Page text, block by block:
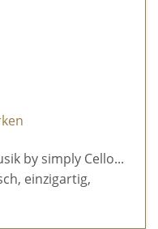
by simply Cello...
einzigartig,